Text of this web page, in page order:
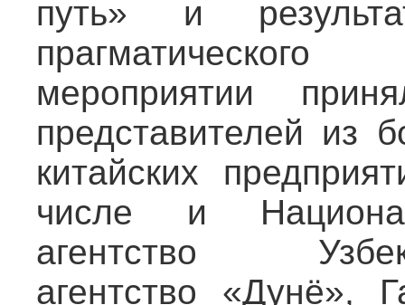
путь» и
мероприятии
представителей из
китайских
числе и
агентство
агентство «Дунё»,